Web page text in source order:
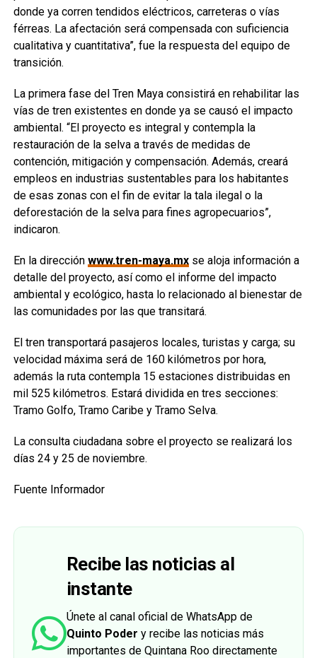
donde ya corren tendidos eléctricos, carreteras o vías
férreas. La afectación será compensada con suficiencia
cualitativa y cuantitativa”, fue la respuesta del equipo de
transición.
La primera fase del Tren Maya consistirá en rehabilitar las
vías de tren existentes en donde ya se causó el impacto
ambiental. “El proyecto es integral y contempla la
restauración de la selva a través de medidas de
contención, mitigación y compensación. Además, creará
empleos en industrias sustentables para los habitantes
de esas zonas con el fin de evitar la tala ilegal o la
deforestación de la selva para fines agropecuarios”,
indicaron.
En la dirección www.tren-maya.mxse aloja información a
detalle del proyecto, así como el informe del impacto
ambiental y ecológico, hasta lo relacionado al bienestar de
las comunidades por las que transitará.
El tren transportará pasajeros locales, turistas y carga; su
velocidad máxima será de 160 kilómetros por hora,
además la ruta contempla 15 estaciones distribuidas en
mil 525 kilómetros. Estará dividida en tres secciones:
Tramo Golfo, Tramo Caribe y Tramo Selva.
La consulta ciudadana sobre el proyecto se realizará los
días 24 y 25 de noviembre.
Fuente Informador
Recibe las noticias al
instante
Únete al canal oficial de WhatsApp de
Quinto Poder y recibe las noticias más
importantes de Quintana Roo directamente